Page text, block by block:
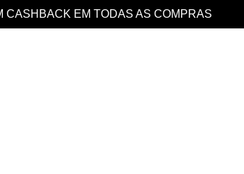
DESCONTO 10% EXTRA EM